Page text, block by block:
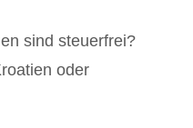
sind steuerfrei?
oder